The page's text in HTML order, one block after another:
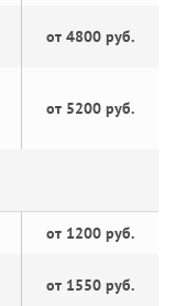
от 4800 руб.
от 5200 руб.
от 1200 руб.
от 1550 руб.